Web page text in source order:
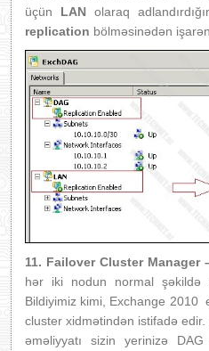
üçün LAN olaraq
replication bölməsinədən
11. Failover Cluster Manager
hər iki nodun normal şəkildə
Bildiyimiz kimi, Exchange 2010
cluster xidmətindən istifadə
əməliyyatı sizin yerinizə